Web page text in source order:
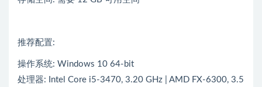
推荐配置:
操作系统: Windows 10 64-bit
处理器: Intel Core i5-3470, 3.20 GHz | AMD FX-6300, 3.5